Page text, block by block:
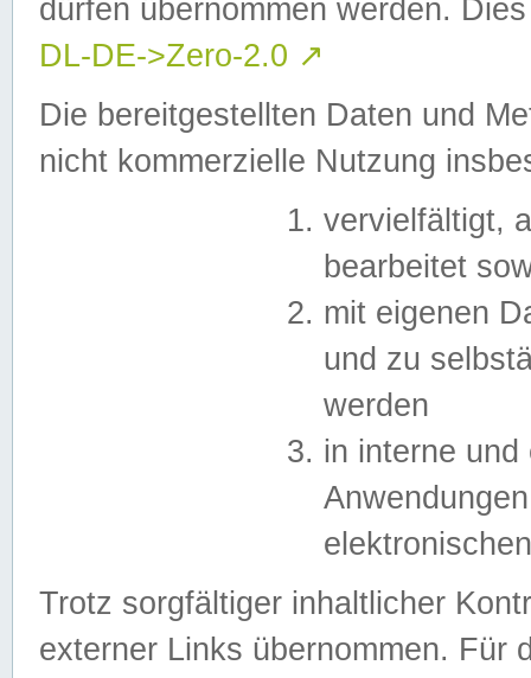
dürfen übernommen werden.
DL-DE->Zero-2.0 ↗
Die bereitgestellten Daten und
nicht kommerzielle Nutzung
vervielfältigt,
bearbeitet
mit eigenen
und zu
werden
in interne
Trotz sorgfältiger inhaltlicher
externer Links übernommen. Für